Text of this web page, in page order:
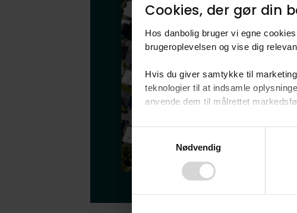
Cookies, der gør din
Hos danbolig bruger vi egne
brugeroplevelsen og vise dig
Hvis du giver samtykke til
teknologier til at indsamle
anvende dem til målrettet
Ved at klikke på ”OK” giver du
tilbagekalde dit samtykke ved at
Nødvendig